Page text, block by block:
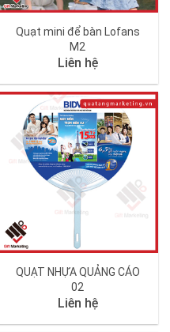
Quạt mini để bàn Lofans
M2
Liên hệ
QUẠT NHỰA QUẢNG CÁO
02
Liên hệ